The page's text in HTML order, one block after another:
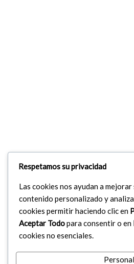
Respetamos su privacidad
Las cookies nos ayudan a
contenido personalizado y
cookies permitir haciendo clic en
Aceptar Todopara consentir o en
cookies no esenciales.